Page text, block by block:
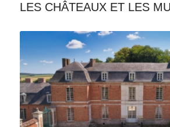
LES CHÂTEAUX ET LES